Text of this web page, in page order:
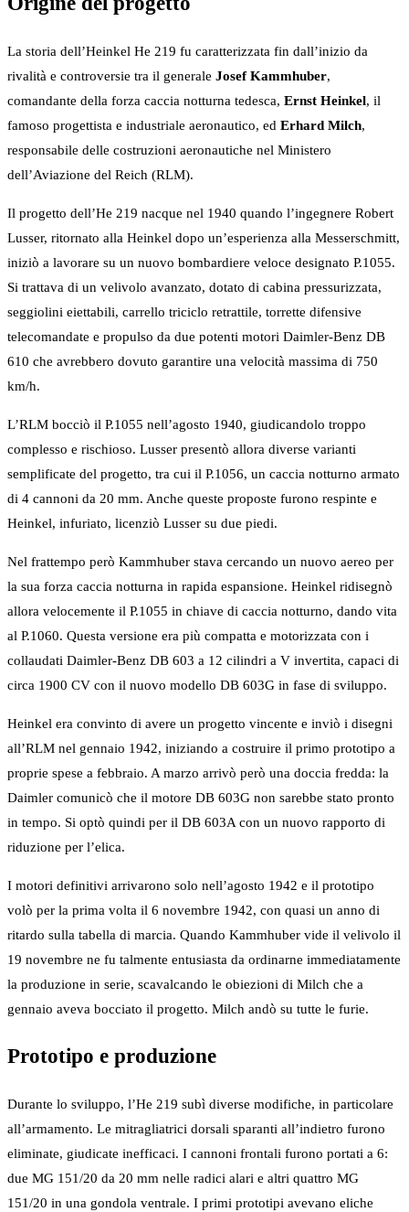
La storia dell’Heinkel He 219 fu caratterizzata fin dall’inizio da
rivalità e controversie tra il generale Josef Kammhuber,
comandante della forza caccia notturna tedesca, Ernst Heinkel, il
famoso progettista e industriale aeronautico, ed Erhard Milch,
responsabile delle costruzioni aeronautiche nel Ministero
dell’Aviazione del Reich (RLM).
Il progetto dell’He 219 nacque nel 1940 quando l’ingegnere Robert
Lusser, ritornato alla Heinkel dopo un’esperienza alla Messerschmitt,
iniziò a lavorare su un nuovo bombardiere veloce designato P.1055.
Si trattava di un velivolo avanzato, dotato di cabina pressurizzata,
seggiolini eiettabili, carrello triciclo retrattile, torrette difensive
telecomandate e propulso da due potenti motori Daimler-Benz DB
610 che avrebbero dovuto garantire una velocità massima di 750
km/h.
L’RLM bocciò il P.1055 nell’agosto 1940, giudicandolo troppo
complesso e rischioso. Lusser presentò allora diverse varianti
semplificate del progetto, tra cui il P.1056, un caccia notturno armato
di 4 cannoni da 20 mm. Anche queste proposte furono respinte e
Heinkel, infuriato, licenziò Lusser su due piedi.
Nel frattempo però Kammhuber stava cercando un nuovo aereo per
la sua forza caccia notturna in rapida espansione. Heinkel ridisegnò
allora velocemente il P.1055 in chiave di caccia notturno, dando vita
al P.1060. Questa versione era più compatta e motorizzata con i
collaudati Daimler-Benz DB 603 a 12 cilindri a V invertita, capaci di
circa 1900 CV con il nuovo modello DB 603G in fase di sviluppo.
Heinkel era convinto di avere un progetto vincente e inviò i disegni
all’RLM nel gennaio 1942, iniziando a costruire il primo prototipo a
proprie spese a febbraio. A marzo arrivò però una doccia fredda: la
Daimler comunicò che il motore DB 603G non sarebbe stato pronto
in tempo. Si optò quindi per il DB 603A con un nuovo rapporto di
riduzione per l’elica.
I motori definitivi arrivarono solo nell’agosto 1942 e il prototipo
volò per la prima volta il 6 novembre 1942, con quasi un anno di
ritardo sulla tabella di marcia. Quando Kammhuber vide il velivolo il
19 novembre ne fu talmente entusiasta da ordinarne immediatamente
la produzione in serie, scavalcando le obiezioni di Milch che a
gennaio aveva bocciato il progetto. Milch andò su tutte le furie.
Prototipo e produzione
Durante lo sviluppo, l’He 219 subì diverse modifiche, in particolare
all’armamento. Le mitragliatrici dorsali sparanti all’indietro furono
eliminate, giudicate inefficaci. I cannoni frontali furono portati a 6:
due MG 151/20 da 20 mm nelle radici alari e altri quattro MG
151/20 in una gondola ventrale. I primi prototipi avevano eliche